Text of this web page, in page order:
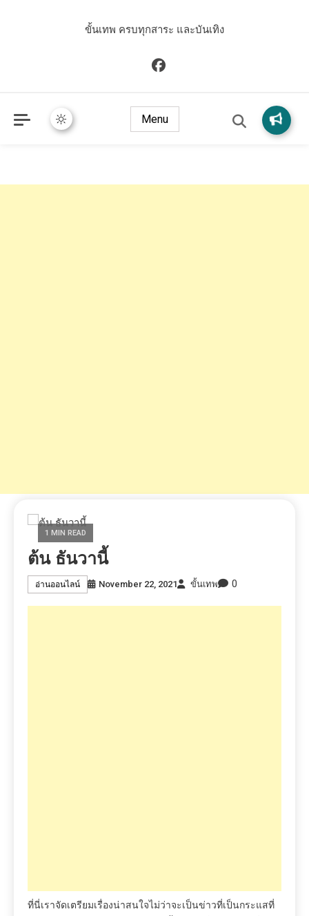
ขั้นเทพ ครบทุกสาระ และบันเทิง
Menu
1 MIN READ
ต้น ธันวานี้
อ่านออนไลน์ November 22, 2021 ขั้นเทพ 0
ที่นี่เราจัดเตรียมเรื่องน่าสนใจไม่ว่าจะเป็นข่าวที่เป็นกระแสที่